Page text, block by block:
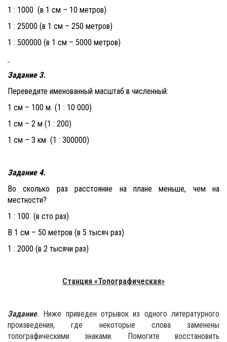
1 : 1000 (в 1 см ­– 10 метров)
1 : 25000 (в 1 см – 250 метров)
1 : 500000 (в 1 см – 5000 метров)
Задание 3.
Переведите именованный масштаб в численный:
1 см – 100 м (1 : 10 000)
1 см – 2 м (1 : 200)
1 см – 3 км (1 : 300000)
Задание 4.
Во сколько раз расстояние на плане меньше, чем на
местности?
1 : 100 (в сто раз)
В 1 см – 50 метров (в 5 тысяч раз)
1 : 2000 (в 2 тысячи раз)
Станция «Топографическая»
Задание. Ниже приведен отрывок из одного литературного
произведения, где некоторые слова заменены
топографическими знаками. Помогите восстановить